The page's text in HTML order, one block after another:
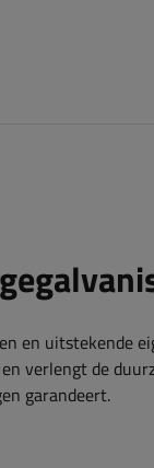
en uitstekende
verlengt de
garandeert.